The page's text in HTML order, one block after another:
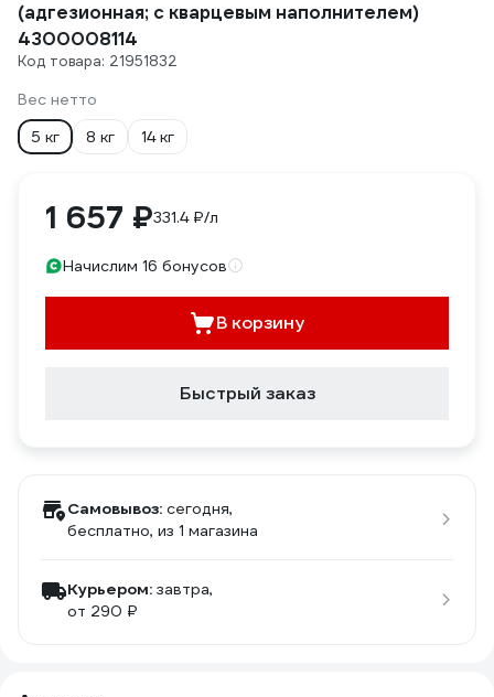
(адгезионная; с кварцевым наполнителем)
4300008114
Код товара: 21951832
Вес нетто
5 кг
8 кг 14 кг
1 657 ₽331.4 ₽/л
Начислим 16 бонусов
В корзину
Быстрый заказ
Самовывоз: сегодня,
бесплатно, из 1 магазина
Курьером: завтра,
от 290 ₽